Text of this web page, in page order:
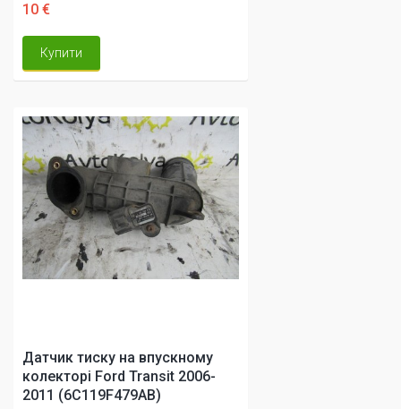
10 €
Купити
Датчик тиску на впускному
колекторі Ford Transit 2006-
2011 (6C119F479AB)